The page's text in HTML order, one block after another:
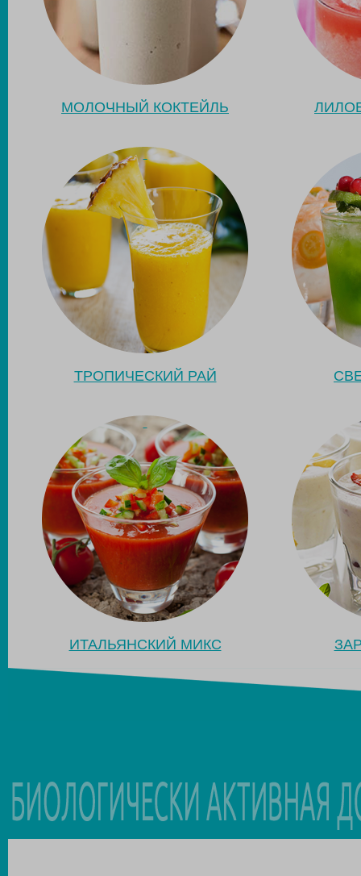
МОЛОЧНЫЙ КОКТЕЙЛЬ
ТРОПИЧЕСКИЙ РАЙ
ИТАЛЬЯНСКИЙ МИКС